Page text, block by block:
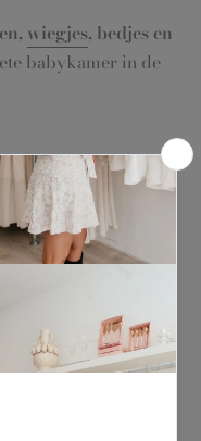
wiegjes, bedjes en
babykamer in de
dit accessoire
van stevige